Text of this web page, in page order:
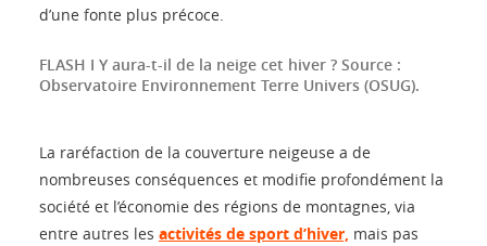
d’une fonte plus précoce.
FLASH I Y aura-t-il de la neige cet hiver ? Source :
Observatoire Environnement Terre Univers (OSUG).
La raréfaction de la couverture neigeuse a de
nombreuses conséquences et modifie profondément la
société et l’économie des régions de montagnes, via
entre autres les activités de sport d’hiver, mais pas